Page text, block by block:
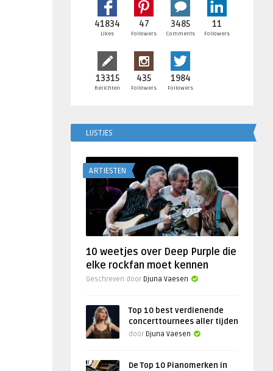
41834
Likes
47
Followers
3485
Comments
11
Followers
13315
Berichten
435
Followers
1984
Followers
LIJSTJES
ARTIESTEN
10 weetjes over Deep Purple die
elke rockfan moet kennen
Geschreven door Djuna Vaesen
Top 10 best verdienende
concerttournees aller tijden
door Djuna Vaesen
De Top 10 Pianomerken in